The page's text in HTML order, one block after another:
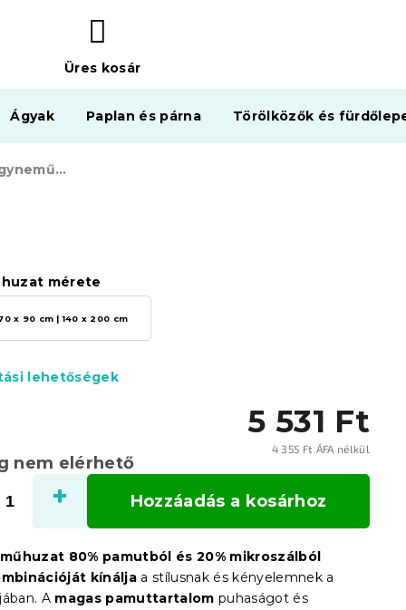
KOSÁR
Üres kosár
Ágyak Paplan és párna Törölközők és
Világító pamut ágyneműhuzat DINO fehér
5 531 Ft
4 355 Ft ÁFA nélkül
nem elérhető
mérete
x 90 cm | 140 x 200 cm
lehetőségek
Hozzáadás a kosárhoz
80% pamutból és 20% mikroszálból
kínálja a stílusnak és kényelemnek a
A magas pamuttartalom puhaságot és